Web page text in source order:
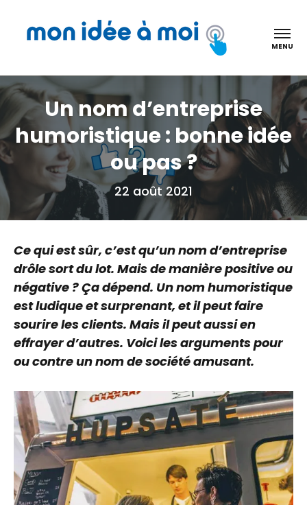
MENU
Un nom d’entreprise
humoristique : bonne idée
ou pas ?
22 août 2021
Ce qui est sûr, c’est qu’un nom d’entreprise
drôle sort du lot. Mais de manière positive ou
négative ? Ça dépend. Un nom humoristique
est ludique et surprenant, et il peut faire
sourire les clients. Mais il peut aussi en
effrayer d’autres. Voici les arguments pour
ou contre un nom de société amusant.